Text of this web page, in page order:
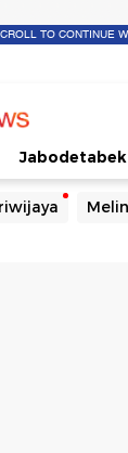
TO CONTINUE
Jabodetabek